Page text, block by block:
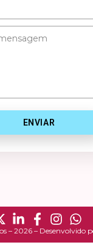
ENVIAR
– 2026 – Desenvolvido